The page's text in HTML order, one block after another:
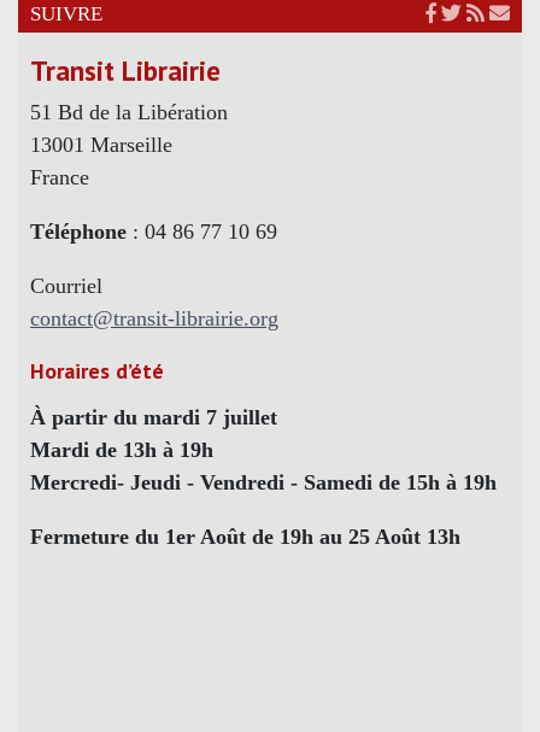
SUIVRE
Transit Librairie
51 Bd de la Libération
13001 Marseille
France
Téléphone : 04 86 77 10 69
Courriel
contact@transit-librairie.org
Horaires d’été
À partir du mardi 7 juillet
Mardi de 13h à 19h
Mercredi- Jeudi - Vendredi - Samedi de 15h à 19h
Fermeture du 1er Août de 19h au 25 Août 13h